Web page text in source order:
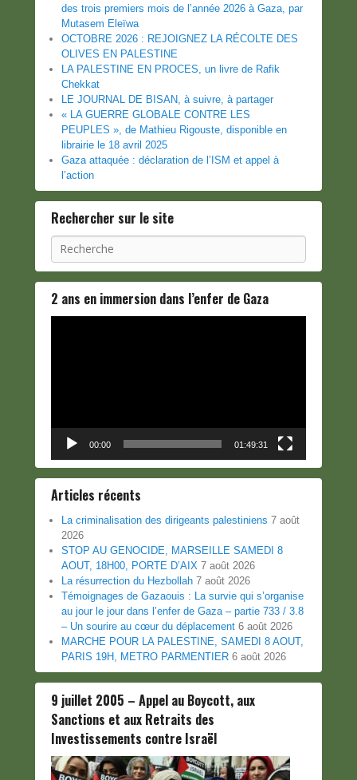
des trois premiers mois de l’année 2026 à Gaza, par
Mutasem Eleïwa
OCTOBRE 2026 : REJOIGNEZ LA RÉCOLTE DES
OLIVES EN PALESTINE
LA PALESTINE EN PROCES, un livre de Rafik
Chekkat
LE JOURNAL DE BISAN, à suivre, à partager
« LA GUERRE GLOBALE CONTRE LES
PEUPLES », de Mathieu Rigouste, disponible en
librairie le 18 avril 2025
Gaza attaquée : déclaration de l’ISM et appel à
l’action
Rechercher sur le site
Recherche
2 ans en immersion dans l’enfer de Gaza
00:00 01:49:31
Articles récents
La criminalisation des dirigeants palestiniens 7 août
2026
STOP AU GENOCIDE, MARSEILLE SAMEDI 8
AOUT, 18H00, PORTE D’AIX 7 août 2026
La résurrection du Hezbollah 7 août 2026
Témoignages de Gazaouis : La survie qui s’organise
au jour le jour dans l’enfer de Gaza – partie 733 / 3.8
– Un sourire au cœur du déplacement 6 août 2026
MARCHE POUR LA PALESTINE, SAMEDI 8 AOUT,
PARIS 19H, METRO PARMENTIER 6 août 2026
9 juillet 2005 – Appel au Boycott, aux
Sanctions et aux Retraits des
Investissements contre Israël